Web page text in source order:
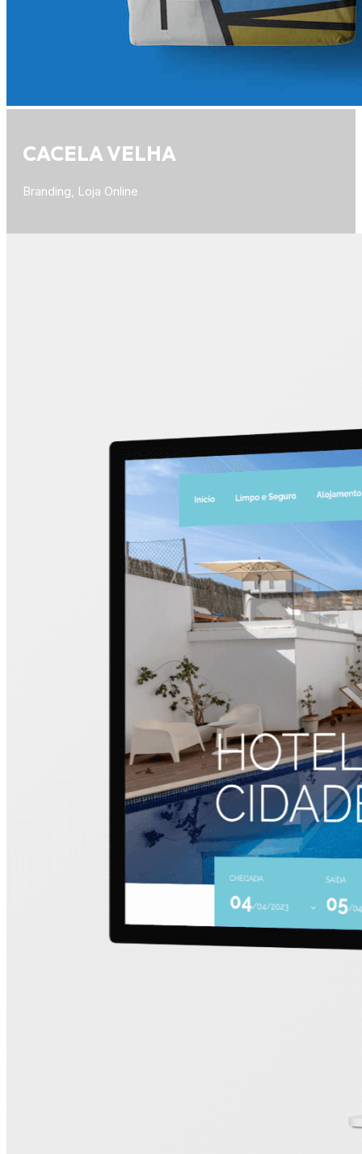
CACELA VELHA
Branding, Loja Online